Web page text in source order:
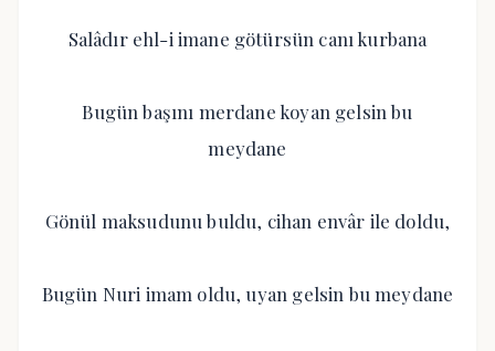
Salâdır ehl-i imane götürsün canı kurbana
Bugün başını merdane koyan gelsin bu
meydane
Gönül maksudunu buldu, cihan envâr ile doldu,
Bugün Nuri imam oldu, uyan gelsin bu meydane